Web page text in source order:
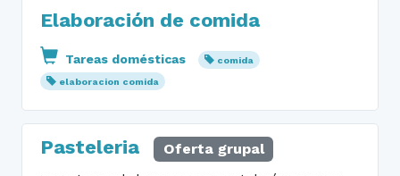
Elaboración de comida
Tareas domésticas
comida
elaboracion comida
Pasteleria
Oferta grupal